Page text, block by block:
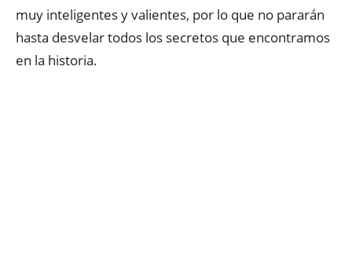
muy inteligentes y valientes, por lo que no pararán
hasta desvelar todos los secretos que encontramos
en la historia.